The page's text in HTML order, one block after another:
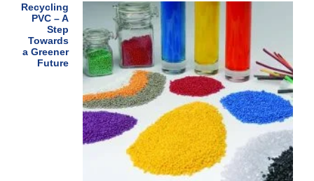
Recycling
PVC – A
Step
Towards
a Greener
Future